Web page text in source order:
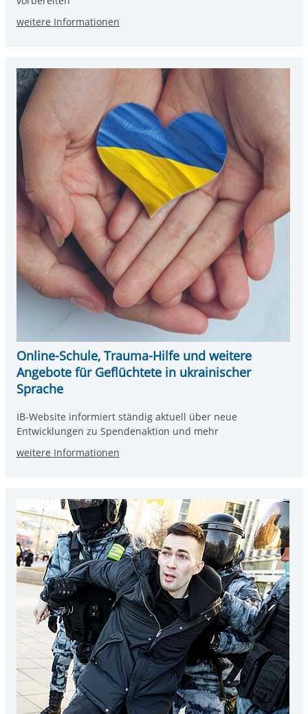
weitere Informationen
Online-Schule, Trauma-Hilfe und weitere
Angebote für Geflüchtete in ukrainischer
Sprache
IB-Website informiert ständig aktuell über neue
Entwicklungen zu Spendenaktion und mehr
weitere Informationen